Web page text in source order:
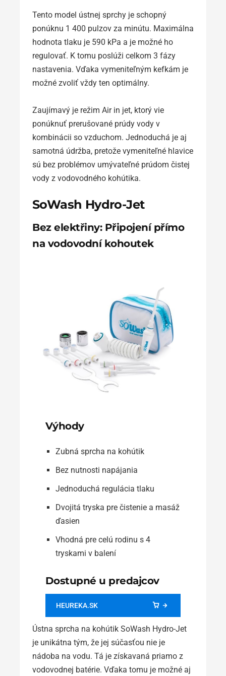
Tento model ústnej sprchy je schopný
ponúknu 1 400 pulzov za minútu. Maximálna
hodnota tlaku je 590 kPa a je možné ho
regulovať. K tomu poslúži celkom 3 fázy
nastavenia. Vďaka vymeniteľným kefkám je
možné zvoliť vždy ten optimálny.
Zaujímavý je režim Air in jet, ktorý vie
ponúknuť prerušované prúdy vody v
kombinácii so vzduchom. Jednoduchá je aj
samotná údržba, pretože vymeniteľné hlavice
sú bez problémov umývateľné prúdom čistej
vody z vodovodného kohútika.
SoWash Hydro-Jet
Bez elektřiny: Připojení přímo
na vodovodní kohoutek
Výhody
Zubná sprcha na kohútik
Bez nutnosti napájania
Jednoduchá regulácia tlaku
Dvojitá tryska pre čistenie a masáž
ďasien
Vhodná pre celú rodinu s 4
tryskami v balení
Dostupné u predajcov
HEUREKA.SK
Ústna sprcha na kohútik SoWash Hydro-Jet
je unikátna tým, že jej súčasťou nie je
nádoba na vodu. Tá je získavaná priamo z
vodovodnej batérie. Vďaka tomu je možné aj